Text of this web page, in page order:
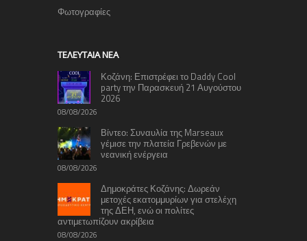
Φωτογραφίες
TΕΛΕΥΤΑΊΑ ΝΈΑ
Κοζάνη: Επιστρέφει το Daddy Cool
party την Παρασκευή 21 Αυγούστου
2026
08/08/2026
Βίντεο: Συναυλία της Marseaux
γέμισε την πλατεία Γρεβενών με
νεανική ενέργεια
08/08/2026
Δημοκράτες Κοζάνης: Δωρεάν
μετοχές εκατομμυρίων για στελέχη
της ΔΕΗ, ενώ οι πολίτες
αντιμετωπίζουν ακρίβεια
08/08/2026